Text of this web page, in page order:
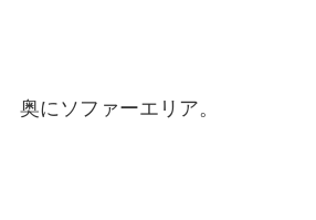
奥にソファーエリア。